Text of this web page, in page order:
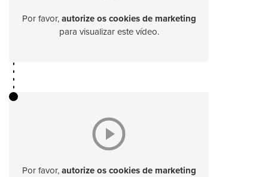
Por favor, autorize os cookies de marketing
para visualizar este vídeo.
Por favor, autorize os cookies de marketing